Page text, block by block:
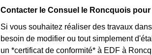
Contacter le Consuel le Roncquois
Si vous souhaitez réaliser des travaux
besoin de modifier ou tout simplement
un *certificat de conformité* à EDF à